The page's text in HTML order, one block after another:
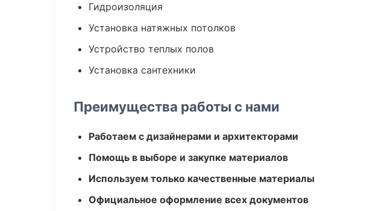
Гидроизоляция
Установка натяжных потолков
Устройство теплых полов
Установка сантехники
Преимущества работы с нами
Работаем с дизайнерами и архитекторами
Помощь в выборе и закупке материалов
Используем только качественные материалы
Официальное оформление всех документов